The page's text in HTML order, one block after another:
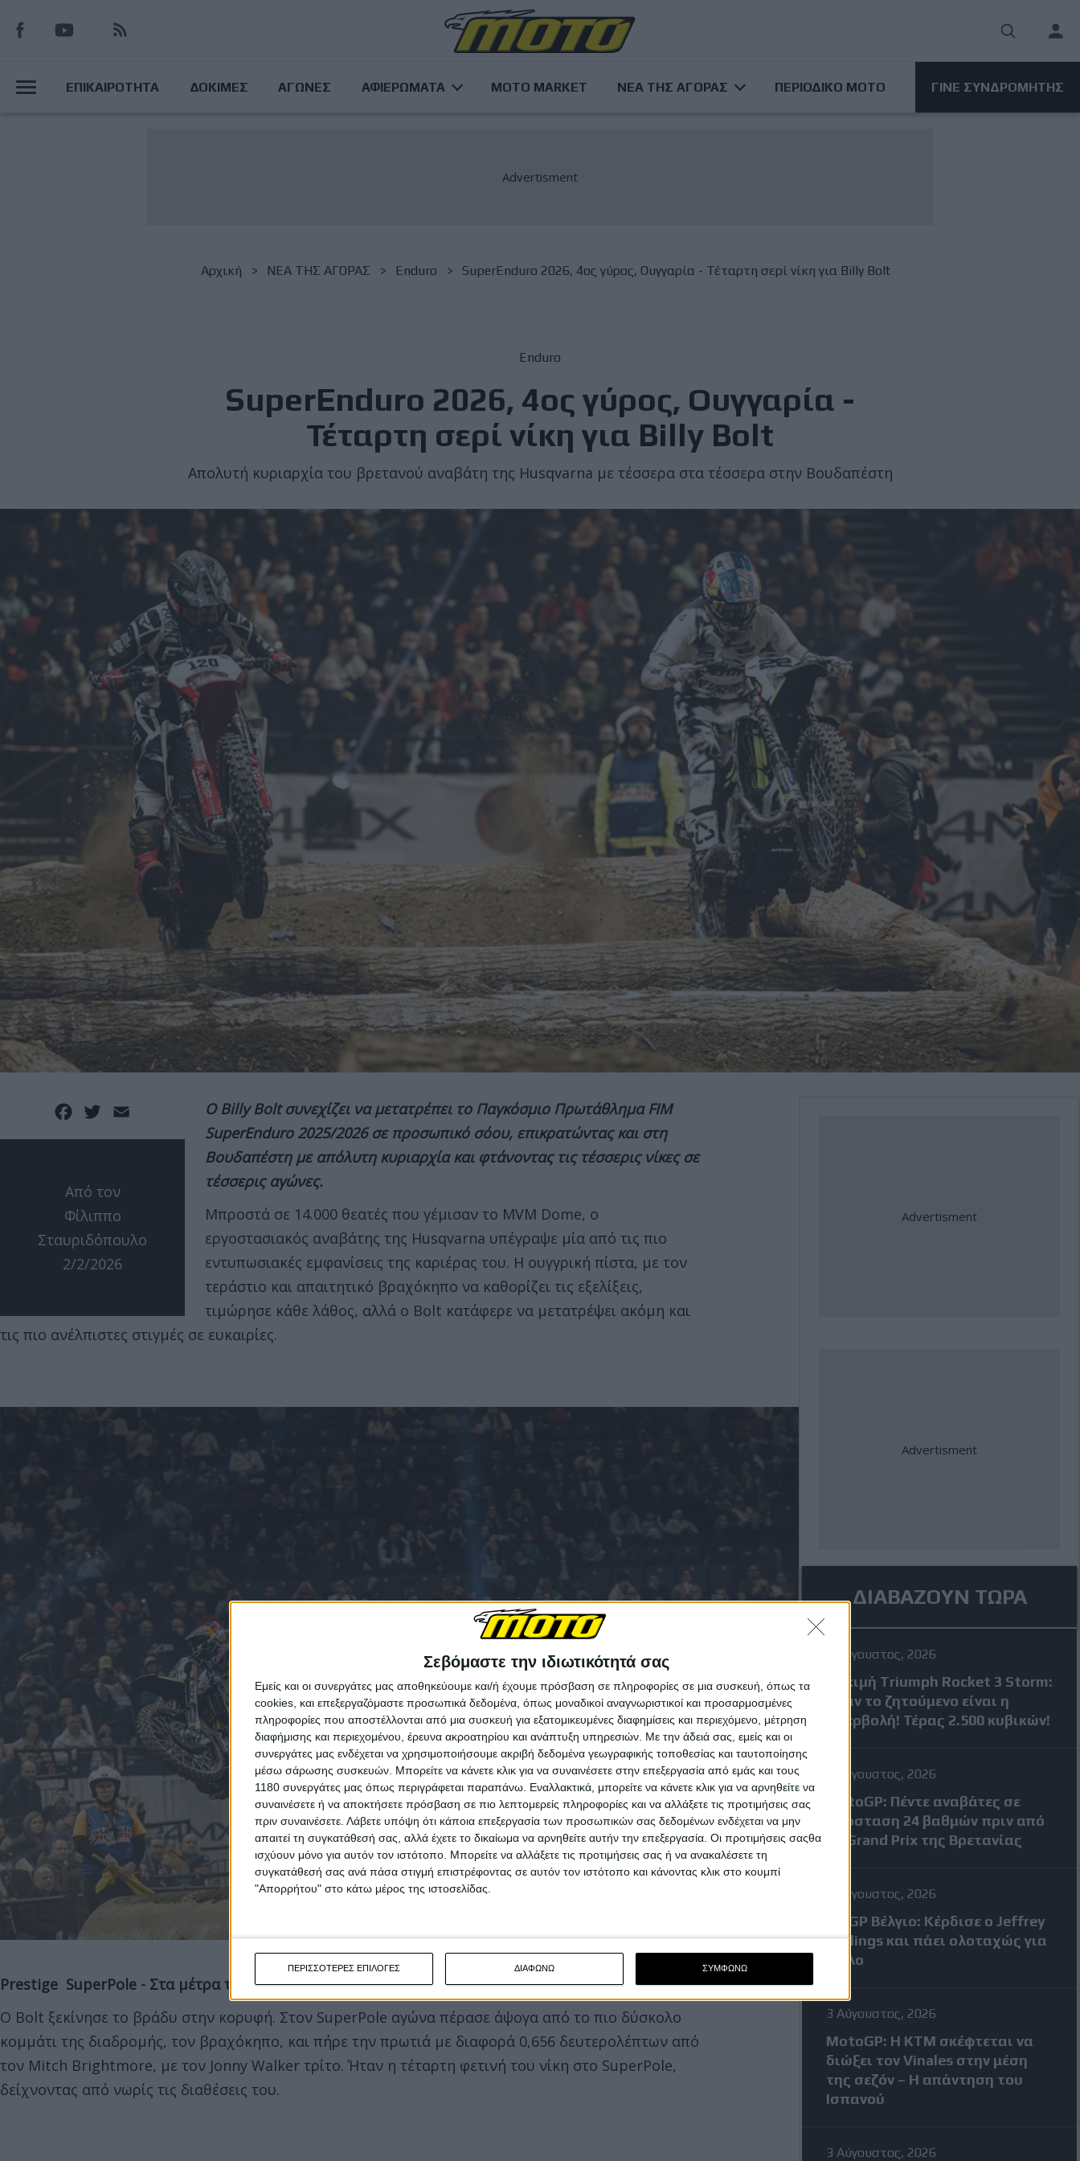
Σεβόμαστε την ιδιωτικότητά σας
Εμείς και οι συνεργάτες μας αποθηκεύουμε και/ή έχουμε πρόσβαση σε πληροφορίες σε μια συσκευή, όπως τα
cookies, και επεξεργαζόμαστε προσωπικά δεδομένα, όπως μοναδικοί αναγνωριστικοί και προσαρμοσμένες
πληροφορίες που αποστέλλονται από μια συσκευή για εξατομικευμένες διαφημίσεις και περιεχόμενο, μέτρηση
διαφήμισης και περιεχομένου, έρευνα ακροατηρίου και ανάπτυξη υπηρεσιών. Με την άδειά σας, εμείς και οι
συνεργάτες μας ενδέχεται να χρησιμοποιήσουμε ακριβή δεδομένα γεωγραφικής τοποθεσίας και ταυτοποίησης
μέσω σάρωσης συσκευών. Μπορείτε να κάνετε κλικ για να συναινέσετε στην επεξεργασία από εμάς και τους
1180 συνεργάτες μας όπως περιγράφεται παραπάνω. Εναλλακτικά, μπορείτε να κάνετε κλικ για να αρνηθείτε να
συναινέσετε ή να αποκτήσετε πρόσβαση σε πιο λεπτομερείς πληροφορίες και να αλλάξετε τις προτιμήσεις σας
πριν συναινέσετε. Λάβετε υπόψη ότι κάποια επεξεργασία των προσωπικών σας δεδομένων ενδέχεται να μην
απαιτεί τη συγκατάθεσή σας, αλλά έχετε το δικαίωμα να αρνηθείτε αυτήν την επεξεργασία. Οι προτιμήσεις σαςθα
ισχύουν μόνο για αυτόν τον ιστότοπο. Μπορείτε να αλλάξετε τις προτιμήσεις σας ή να ανακαλέσετε τη
συγκατάθεσή σας ανά πάσα στιγμή επιστρέφοντας σε αυτόν τον ιστότοπο και κάνοντας κλικ στο κουμπί
"Απορρήτου" στο κάτω μέρος της ιστοσελίδας.
ΠΕΡΙΣΣΟΤΕΡΕΣ ΕΠΙΛΟΓΕΣ ΔΙΑΦΩΝΩ ΣΥΜΦΩΝΩ
προς
κυρίως
User
MainΕΠΙΚΑΙΡΟΤΗΤΑ ΔΟΚΙΜΕΣ ΑΓΩΝΕΣ ΑΦΙΕΡΩΜΑΤΑ MOTO MARKET ΝΕΑ ΤΗΣ ΑΓΟΡΑΣ ΠΕΡΙΟΔΙΚΟ ΜΟΤΟ ΓΙΝΕ ΣΥΝΔΡΟΜΗΤΗΣ
Αρχική NΕΑ ΤΗΣ ΑΓΟΡΑΣ Enduro SuperEnduro 2026, 4ος γύρος, Ουγγαρία - Τέταρτη σερί νίκη για Billy Bolt
Enduro
SuperEnduro 2026, 4ος γύρος, Ουγγαρία -
Τέταρτη σερί νίκη για Billy Bolt
Απολυτή κυριαρχία του βρετανού αναβάτη της Husqvarna με τέσσερα στα τέσσερα στην Βουδαπέστη
Facebook
Twitter
Από τον
Φίλιππο
Σταυριδόπουλο
2/2/2026
Ο Billy Bolt συνεχίζει να μετατρέπει το Παγκόσμιο Πρωτάθλημα FIM
SuperEnduro 2025/2026 σε προσωπικό σόου, επικρατώντας και στη
Βουδαπέστη με απόλυτη κυριαρχία και φτάνοντας τις τέσσερις νίκες σε
τέσσερις αγώνες.
Μπροστά σε 14.000 θεατές που γέμισαν το MVM Dome, ο
εργοστασιακός αναβάτης της Husqvarna υπέγραψε μία από τις πιο
εντυπωσιακές εμφανίσεις της καριέρας του. Η ουγγρική πίστα, με τον
τεράστιο και απαιτητικό βραχόκηπο να καθορίζει τις εξελίξεις,
τιμώρησε κάθε λάθος, αλλά ο Bolt κατάφερε να μετατρέψει ακόμη και
τις πιο ανέλπιστες στιγμές σε ευκαιρίες.
Prestige SuperPole - Σταμέτρατου
Bolt
Ο Bolt ξεκίνησε το βράδυ στην κορυφή. Στον SuperPole αγώνα πέρασε άψογα από το πιο δύσκολο
κομμάτι της διαδρομής, τον βραχόκηπο, και πήρε την πρωτιά με διαφορά 0,656 δευτερολέπτων από
τον Mitch Brightmore, με τον Jonny Walker τρίτο. Ήταν η τέταρτη φετινή του νίκη στο SuperPole,
δείχνοντας από νωρίς τις διαθέσεις του.
ΔΙΑΒΑΖΟΥΝ ΤΩΡΑ
4 Αύγουστος, 2026
Δοκιμή Triumph Rocket 3 Storm:
Όταν το ζητούμενο είναι η
υπερβολή! Τέρας 2.500 κυβικών!
4 Αύγουστος, 2026
MotoGP: Πέντε αναβάτες σε
απόσταση 24 βαθμών πριν από
το Grand Prix της Βρετανίας
3 Αύγουστος, 2026
MXGP Βέλγιο: Κέρδισε ο Jeffrey
Herlings και πάει ολοταχώς για
τίτλο
3 Αύγουστος, 2026
MotoGP: Η KTM σκέφτεται να
διώξει τον Vinales στην μέση
της σεζόν – Η απάντηση του
Ισπανού
3 Αύγουστος, 2026